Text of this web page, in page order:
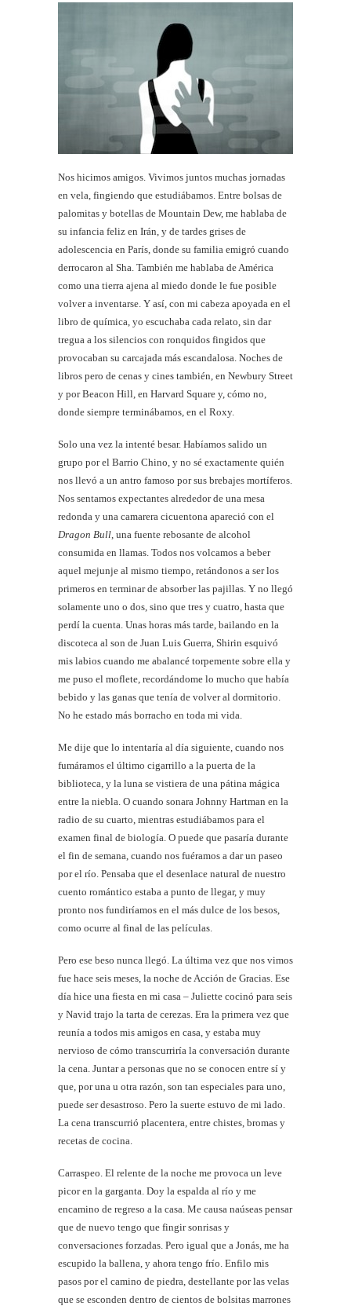
Nos hicimos amigos. Vivimos juntos muchas jornadas
en vela, fingiendo que estudiábamos. Entre bolsas de
palomitas y botellas de Mountain Dew, me hablaba de
su infancia feliz en Irán, y de tardes grises de
adolescencia en París, donde su familia emigró cuando
derrocaron al Sha. También me hablaba de América
como una tierra ajena al miedo donde le fue posible
volver a inventarse. Y así, con mi cabeza apoyada en el
libro de química, yo escuchaba cada relato, sin dar
tregua a los silencios con ronquidos fingidos que
provocaban su carcajada más escandalosa. Noches de
libros pero de cenas y cines también, en Newbury Street
y por Beacon Hill, en Harvard Square y, cómo no,
donde siempre terminábamos, en el Roxy.
Solo una vez la intenté besar. Habíamos salido un
grupo por el Barrio Chino, y no sé exactamente quién
nos llevó a un antro famoso por sus brebajes mortíferos.
Nos sentamos expectantes alrededor de una mesa
redonda y una camarera cicuentona apareció con el
Dragon Bull , una fuente rebosante de alcohol
consumida en llamas. Todos nos volcamos a beber
aquel mejunje al mismo tiempo, retándonos a ser los
primeros en terminar de absorber las pajillas. Y no llegó
solamente uno o dos, sino que tres y cuatro, hasta que
perdí la cuenta. Unas horas más tarde, bailando en la
discoteca al son de Juan Luis Guerra, Shirin esquivó
mis labios cuando me abalancé torpemente sobre ella y
me puso el moflete, recordándome lo mucho que había
bebido y las ganas que tenía de volver al dormitorio.
No he estado más borracho en toda mi vida.
Me dije que lo intentaría al día siguiente, cuando nos
fumáramos el último cigarrillo a la puerta de la
biblioteca, y la luna se vistiera de una pátina mágica
entre la niebla. O cuando sonara Johnny Hartman en la
radio de su cuarto, mientras estudiábamos para el
examen final de biología. O puede que pasaría durante
el fin de semana, cuando nos fuéramos a dar un paseo
por el río. Pensaba que el desenlace natural de nuestro
cuento romántico estaba a punto de llegar, y muy
pronto nos fundiríamos en el más dulce de los besos,
como ocurre al final de las películas.
Pero ese beso nunca llegó. La última vez que nos vimos
fue hace seis meses, la noche de Acción de Gracias. Ese
día hice una fiesta en mi casa – Juliette cocinó para seis
y Navid trajo la tarta de cerezas. Era la primera vez que
reunía a todos mis amigos en casa, y estaba muy
nervioso de cómo transcurriría la conversación durante
la cena. Juntar a personas que no se conocen entre sí y
que, por una u otra razón, son tan especiales para uno,
puede ser desastroso. Pero la suerte estuvo de mi lado.
La cena transcurrió placentera, entre chistes, bromas y
recetas de cocina.
Carraspeo. El relente de la noche me provoca un leve
picor en la garganta. Doy la espalda al río y me
encamino de regreso a la casa. Me causa naúseas pensar
que de nuevo tengo que fingir sonrisas y
conversaciones forzadas. Pero igual que a Jonás, me ha
escupido la ballena, y ahora tengo frío. Enfilo mis
pasos por el camino de piedra, destellante por las velas
que se esconden dentro de cientos de bolsitas marrones